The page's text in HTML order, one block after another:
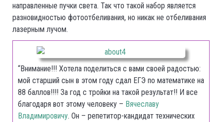
направленные пучки света. Так что такой набор является
разновидностью фотоотбеливания, но никак не отбеливания
лазерным лучом.
“Внимание!!! Хотела поделиться с вами своей радостью:
мой старший сын в этом году сдал ЕГЭ по математике на
88 баллов!!!! За год с тройки на такой результат!! И все
благодаря вот этому человеку – Вячеславу
Владимировичу. Он – репетитор-кандидат технических